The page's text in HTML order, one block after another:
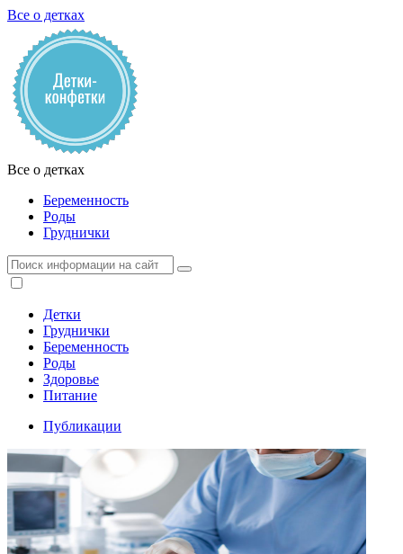
Все о детках
Все о детках
Беременность
Роды
Груднички
Детки
Груднички
Беременность
Роды
Здоровье
Питание
Публикации